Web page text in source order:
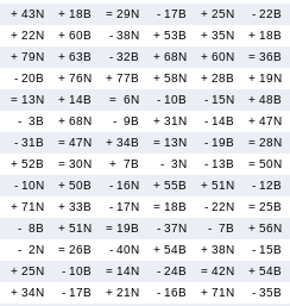
+ 43N + 18B = 29N - 17B + 25N - 22B
+ 22N + 60B - 38N + 53B + 35N + 18B
+ 79N + 63B - 32B + 68N + 60N = 36B
- 20B + 76N + 77B + 58N + 28B + 19N
= 13N + 14B = 6N - 10B - 15N + 48B
- 3B + 68N - 9B + 31N - 14B + 47N
- 31B = 47N + 34B = 13N - 19B = 28N
+ 52B = 30N + 7B - 3N - 13B = 50N
- 10N + 50B - 16N + 55B + 51N - 12B
+ 71N + 33B - 17N = 18B - 22N = 25B
- 8B + 51N = 19B - 37N - 7B + 56N
- 2N = 26B - 40N + 54B + 38N - 15B
+ 25N - 10B = 14N - 24B = 42N + 54B
+ 34N - 17B + 21N - 16B + 71N - 35B